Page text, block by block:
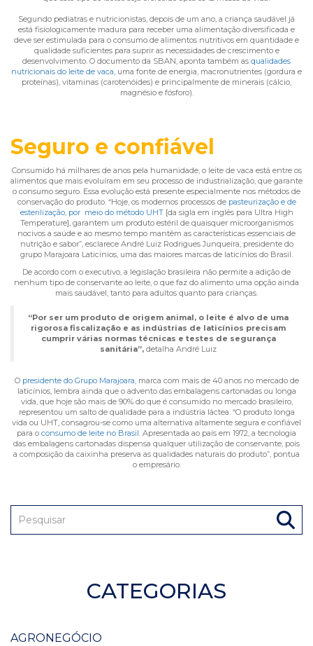
Segundo pediatras e nutricionistas, depois de um ano, a criança saudável já
está fisiologicamente madura para receber uma alimentação diversificada e
deve ser estimulada para o consumo de alimentos nutritivos em quantidade e
qualidade suficientes para suprir as necessidades de crescimento e
desenvolvimento. O documento da SBAN, aponta também as qualidades
nutricionais do leite de vaca, uma fonte de energia, macronutrientes (gordura e
proteínas), vitaminas (carotenóides) e principalmente de minerais (cálcio,
magnésio e fósforo).
Seguro e confiável
Consumido há milhares de anos pela humanidade, o leite de vaca está entre os
alimentos que mais evoluíram em seu processo de industrialização, que garante
o consumo seguro. Essa evolução está presente especialmente nos métodos de
conservação do produto. “Hoje, os modernos processos de pasteurização e de
esterilização, por meio do método UHT[da sigla em inglês para Ultra High
Temperature], garantem um produto estéril de quaisquer microorganismos
nocivos a saúde e ao mesmo tempo mantêm as características essenciais de
nutrição e sabor”, esclarece André Luiz Rodrigues Junqueira, presidente do
grupo Marajoara Laticínios, uma das maiores marcas de laticínios do Brasil.
De acordo com o executivo, a legislação brasileira não permite a adição de
nenhum tipo de conservante ao leite, o que faz do alimento uma opção ainda
mais saudável, tanto para adultos quanto para crianças.
“Por ser um produto de origem animal, o leite é alvo de uma
rigorosa fiscalização e as indústrias de laticínios precisam
cumprir várias normas técnicas e testes de segurança
sanitária”, detalha André Luiz
O presidente do Grupo Marajoara,marca com mais de 40 anos no mercado de
laticínios, lembra ainda que o advento das embalagens cartonadas ou longa
vida, que hoje são mais de 90% do que é consumido no mercado brasileiro,
representou um salto de qualidade para a indústria láctea. “O produto longa
vida ou UHT, consagrou-se como uma alternativa altamente segura e confiável
para o consumo de leite no Brasil. Apresentada ao país em 1972, a tecnologia
das embalagens cartonadas dispensa qualquer utilização de conservante, pois
a composição da caixinha preserva as qualidades naturais do produto”, pontua
o empresário.
CATEGORIAS
AGRONEGÓCIO